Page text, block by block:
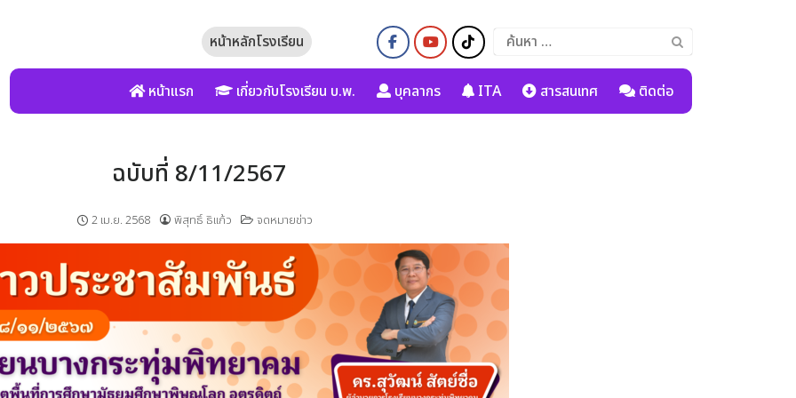
หน้าหลักโรงเรียน
ค้นหา
สำหรับ:
หน้าแรก
เกี่ยวกับโรงเรียน บ.พ. บุคลากร ITA สารสนเทศ ติดต่อ
ฉบับที่ 8/11/2567
2 เม.ย. 2568 พิสุทธิ์ ธิแก้ว จดหมายข่าว